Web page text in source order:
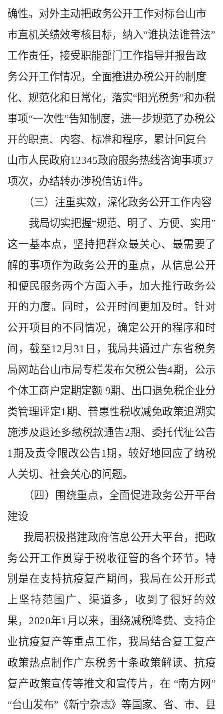
确性。对外主动把政务公开工作对标台山市
市直机关绩效考核目标，纳入“谁执法谁普法”
工作责任，接受职能部门工作指导并报告政
务公开工作情况，全面推进办税公开的制度
化、规范化和日常化，落实“阳光税务”和办税
事项“一次性”告知制度，进一步规范了办税公
开的职责、内容、标准和程序，累计回复台
山市人民政府12345政府服务热线咨询事项37
项次，办结转办涉税信访1件。
（三）注重实效，深化政务公开工作内容
我局切实把握“规范、明了、方便、实用”
这一基本点，坚持把群众最关心、最需要了
解的事项作为政务公开的重点，从信息公开
和便民服务两个方面入手，加大推行政务公
开的力度。同时，公开时间更加及时。针对
公开项目的不同情况，确定公开的程序和时
间，截至12月 31 日，我局共通过广东省税务
局网站台山市局专栏发布欠税公告4期，公示
个体工商户定期定额 9期、出口退免税企业分
类管理评定1期、普惠性税收减免政策追溯实
施涉及退还多缴税款通告2期、委托代征公告
1期及责令限改公告1期，较好地回应了纳税
人关切、社会关心的问题。
（四）围绕重点，全面促进政务公开平台
建设
我局积极搭建政府信息公开大平台，把政
务公开工作贯穿于税收征管的各个环节。特
别是在支持抗疫复产期间，我局在公开形式
上坚持范围广、渠道多，收到了很好的效
果， 2020年1月以来，围绕减税降费、支持企
业抗疫复产等重点工作，我局结合复工复产
政策热点制作广东税务十条政策解读、抗疫
复产政策宣传等推文和宣传片，在 “南方网”
“台山发布”《新宁杂志》等国家、省、市、县